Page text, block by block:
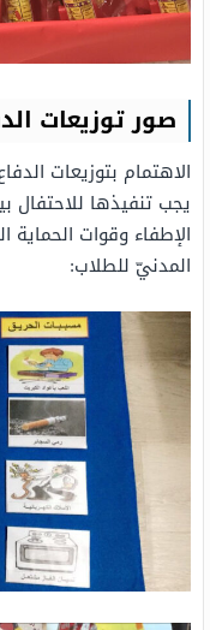
صور توزيعات
الاهتمام بتوزيعات
يجب تنفيذها للاحتفال
الإطفاء وقوات الحماية
المدنيّ للطلاب: